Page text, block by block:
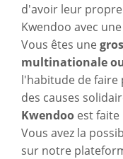
d'avoir leur
Kwendoo avec
Vous êtes une
multinationale
l'habitude de faire
des causes
Kwendoo est faite
Vous avez la
sur notre